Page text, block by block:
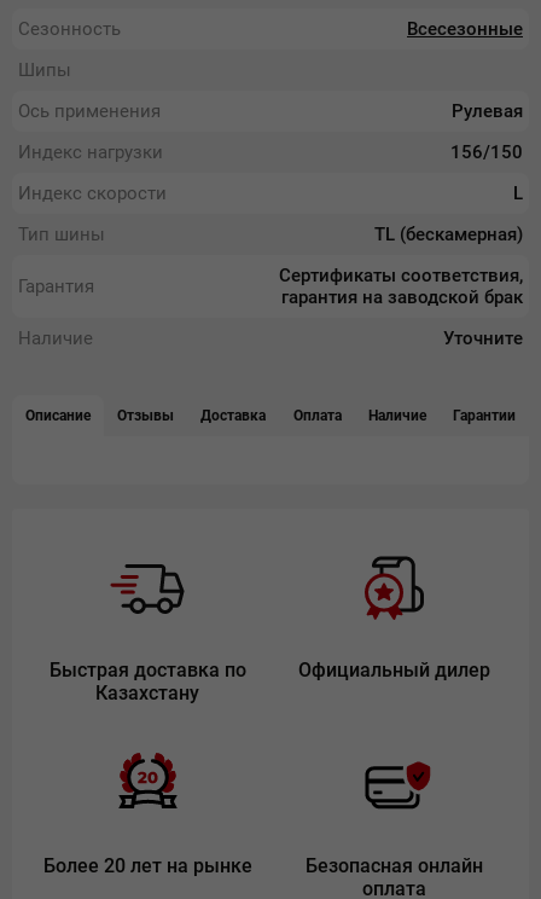
Сезонность
Всесезонные
Шипы
Ось применения
Рулевая
Индекс нагрузки
156/150
Индекс скорости
L
Тип шины
TL (бескамерная)
Гарантия
Сертификаты соответствия,
гарантия на заводской брак
Наличие
Уточните
Описание Отзывы Доставка Оплата Наличие Гарантии
Быстрая доставка по
Казахстану
Официальный дилер
Более 20 лет на рынке
Безопасная онлайн
оплата